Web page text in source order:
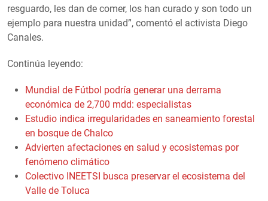
resguardo, les dan de comer, los han curado y son todo un
ejemplo para nuestra unidad”, comentó el activista Diego
Canales.
Continúa leyendo:
Mundial de Fútbol podría generar una derrama
económica de 2,700 mdd: especialistas
Estudio indica irregularidades en saneamiento forestal
en bosque de Chalco
Advierten afectaciones en salud y ecosistemas por
fenómeno climático
Colectivo INEETSI busca preservar el ecosistema del
Valle de Toluca